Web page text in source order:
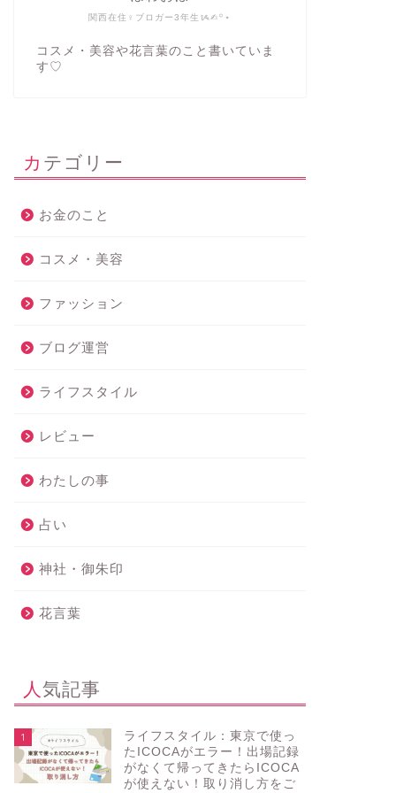
関西在住♀ブロガー3年生ᝰ✍︎꙳⋆
コスメ・美容や花言葉のこと書いていま
す♡
カテゴリー
お金のこと
コスメ・美容
ファッション
ブログ運営
ライフスタイル
レビュー
わたしの事
占い
神社・御朱印
花言葉
人気記事
1
ライフスタイル：東京で使っ
たICOCAがエラー！出場記録
がなくて帰ってきたらICOCA
が使えない！取り消し方をご